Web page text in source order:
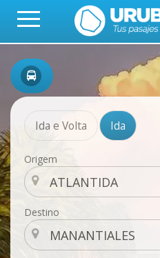
Ida e Volta Ida
Origem
Destino